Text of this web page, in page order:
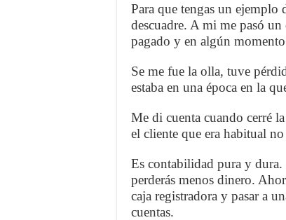
Para que tengas un ejemplo
descuadre. A mi me pasó
pagado y en algún
Se me fue la olla, tuve
estaba en una época en la
Me di cuenta cuando cerré
el cliente que era habitual
Es contabilidad pura y
perderás menos dinero.
caja registradora y pasar a
cuentas.